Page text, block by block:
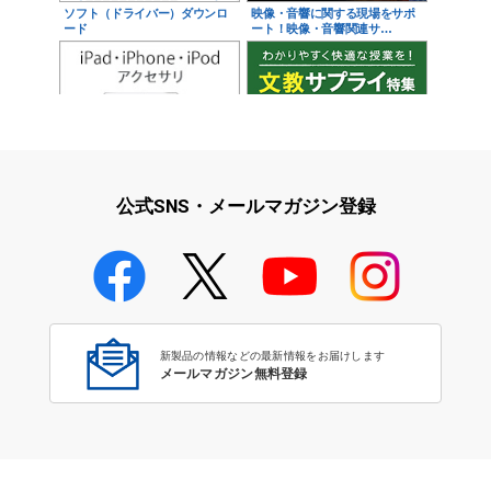
ソフト（ドライバー）ダウンロ
ード
映像・音響に関する現場をサポ
ート！映像・音響関連サ…
学校教育のICT環境整備特集
公式SNS・メールマガジン登録
新製品の情報などの最新情報をお届けします
メールマガジン無料登録